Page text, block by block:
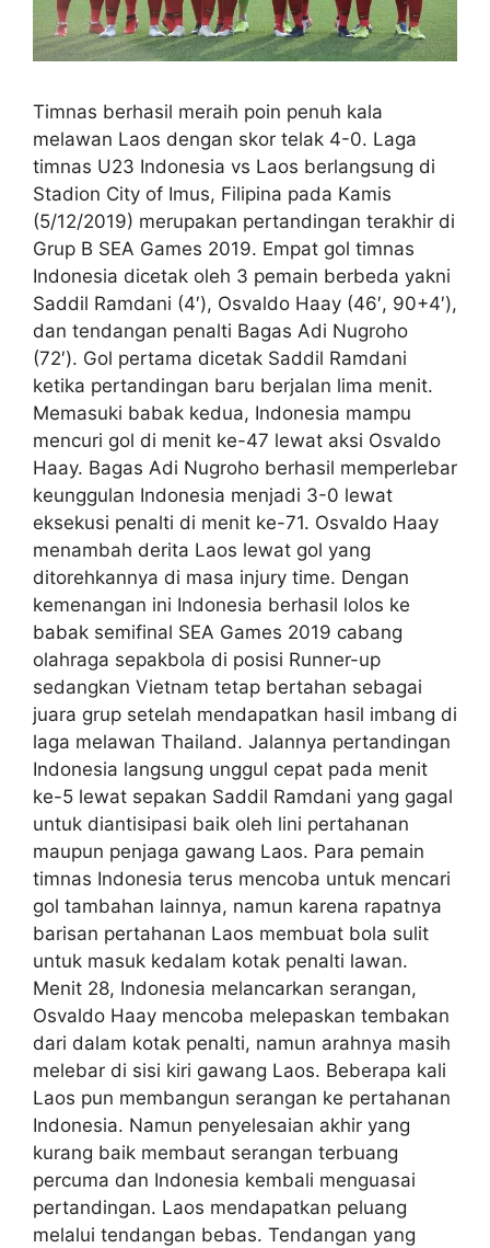
Timnas berhasil meraih poin penuh kala
melawan Laos dengan skor telak 4-0. Laga
timnas U23 Indonesia vs Laos berlangsung di
Stadion City of Imus, Filipina pada Kamis
(5/12/2019) merupakan pertandingan terakhir di
Grup B SEA Games 2019. Empat gol timnas
Indonesia dicetak oleh 3 pemain berbeda yakni
Saddil Ramdani (4′), Osvaldo Haay (46′, 90+4′),
dan tendangan penalti Bagas Adi Nugroho
(72′). Gol pertama dicetak Saddil Ramdani
ketika pertandingan baru berjalan lima menit.
Memasuki babak kedua, Indonesia mampu
mencuri gol di menit ke-47 lewat aksi Osvaldo
Haay. Bagas Adi Nugroho berhasil memperlebar
keunggulan Indonesia menjadi 3-0 lewat
eksekusi penalti di menit ke-71. Osvaldo Haay
menambah derita Laos lewat gol yang
ditorehkannya di masa injury time. Dengan
kemenangan ini Indonesia berhasil lolos ke
babak semifinal SEA Games 2019 cabang
olahraga sepakbola di posisi Runner-up
sedangkan Vietnam tetap bertahan sebagai
juara grup setelah mendapatkan hasil imbang di
laga melawan Thailand. Jalannya pertandingan
Indonesia langsung unggul cepat pada menit
ke-5 lewat sepakan Saddil Ramdani yang gagal
untuk diantisipasi baik oleh lini pertahanan
maupun penjaga gawang Laos. Para pemain
timnas Indonesia terus mencoba untuk mencari
gol tambahan lainnya, namun karena rapatnya
barisan pertahanan Laos membuat bola sulit
untuk masuk kedalam kotak penalti lawan.
Menit 28, Indonesia melancarkan serangan,
Osvaldo Haay mencoba melepaskan tembakan
dari dalam kotak penalti, namun arahnya masih
melebar di sisi kiri gawang Laos. Beberapa kali
Laos pun membangun serangan ke pertahanan
Indonesia. Namun penyelesaian akhir yang
kurang baik membaut serangan terbuang
percuma dan Indonesia kembali menguasai
pertandingan. Laos mendapatkan peluang
melalui tendangan bebas. Tendangan yang